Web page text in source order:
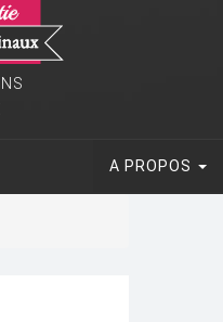
A PROPOS